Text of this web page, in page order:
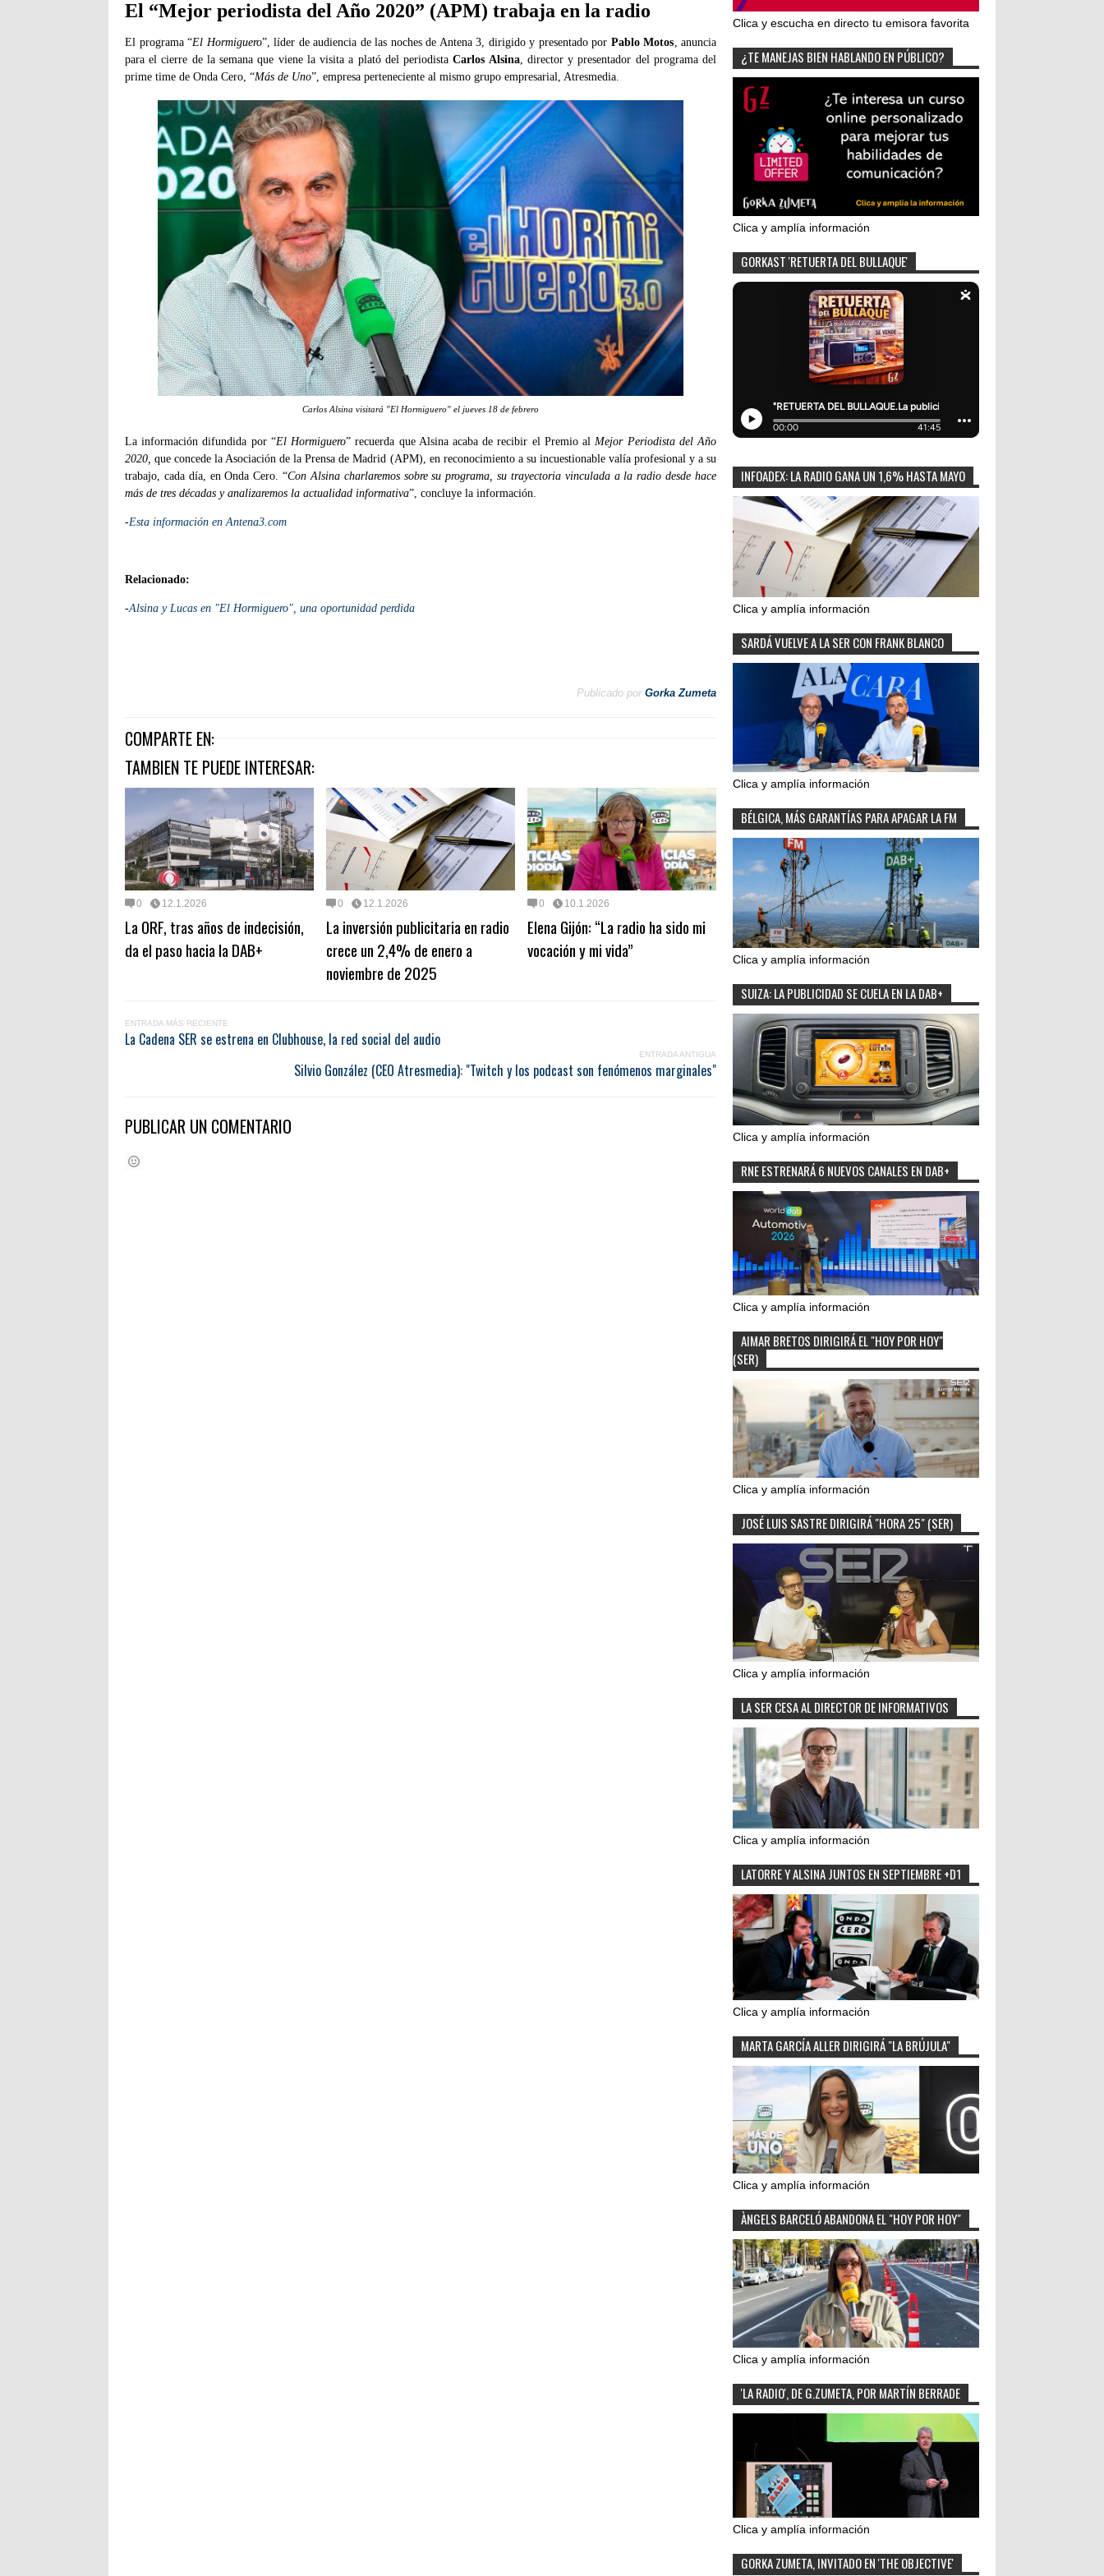
El “Mejor periodista del Año 2020” (APM) trabaja en la radio
El programa “El Hormiguero”, líder de audiencia de las noches de Antena 3, dirigido y presentado por Pablo Motos , anuncia
para el cierre de la semana que viene la visita a plató del periodistaCarlos Alsina, director y presentador del programa del
prime time de Onda Cero, “Más de Uno”, empresa perteneciente al mismo grupo empresarial, Atresmedia.
Carlos Alsina visitará "El Hormiguero" el jueves 18 de febrero
La información difundida por “El Hormiguero” recuerda que Alsina acaba de recibir el Premio al Mejor Periodista del Año
2020,que concede la Asociación de la Prensa de Madrid (APM), en reconocimiento a su incuestionable valía profesional y a su
trabajo, cada día, en Onda Cero. “Con Alsina charlaremos sobre su programa, su trayectoria vinculada a la radio desde hace
más de tres décadas y analizaremos la actualidad informativa”, concluye la información.
-Esta información en Antena3.com
Relacionado:
-Alsina y Lucas en "El Hormiguero", una oportunidad perdida
Publicado por Gorka Zumeta
COMPARTE EN:
TAMBIEN TE PUEDE INTERESAR:
0 12.1.2026
La ORF, tras años de indecisión,
da el paso hacia la DAB+
0 12.1.2026
La inversión publicitaria en radio
crece un 2,4% de enero a
noviembre de 2025
0 10.1.2026
Elena Gijón: “La radio ha sido mi
vocación y mi vida”
ENTRADA MÁS RECIENTE
La Cadena SER se estrena en Clubhouse, la red social del audio
ENTRADA ANTIGUA
Silvio González (CEO Atresmedia): "Twitch y los podcast son fenómenos marginales"
PUBLICAR UN COMENTARIO
Clica y escucha en directo tu emisora favorita
¿TE MANEJAS BIEN HABLANDO EN PÚBLICO?
Clica y amplía información
GORKAST 'RETUERTA DEL BULLAQUE'
INFOADEX: LA RADIO GANA UN 1,6% HASTA MAYO
Clica y amplía información
SARDÁ VUELVE A LA SER CON FRANK BLANCO
Clica y amplía información
BÉLGICA, MÁS GARANTÍAS PARA APAGAR LA FM
Clica y amplía información
SUIZA: LA PUBLICIDAD SE CUELA EN LA DAB+
Clica y amplía información
RNE ESTRENARÁ 6 NUEVOS CANALES EN DAB+
Clica y amplía información
AIMAR BRETOS DIRIGIRÁ EL "HOY POR HOY"
(SER)
Clica y amplía información
JOSÉ LUIS SASTRE DIRIGIRÁ "HORA 25" (SER)
Clica y amplía información
LA SER CESA AL DIRECTOR DE INFORMATIVOS
Clica y amplía información
LATORRE Y ALSINA JUNTOS EN SEPTIEMBRE +D1
Clica y amplía información
MARTA GARCÍA ALLER DIRIGIRÁ "LA BRÚJULA"
Clica y amplía información
ÀNGELS BARCELÓ ABANDONA EL "HOY POR HOY"
Clica y amplía información
'LA RADIO', DE G.ZUMETA, POR MARTÍN BERRADE
Clica y amplía información
GORKA ZUMETA, INVITADO EN 'THE OBJECTIVE'